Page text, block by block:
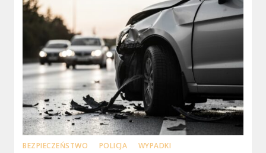
BEZPIECZEŃSTWO POLICJA WYPADKI